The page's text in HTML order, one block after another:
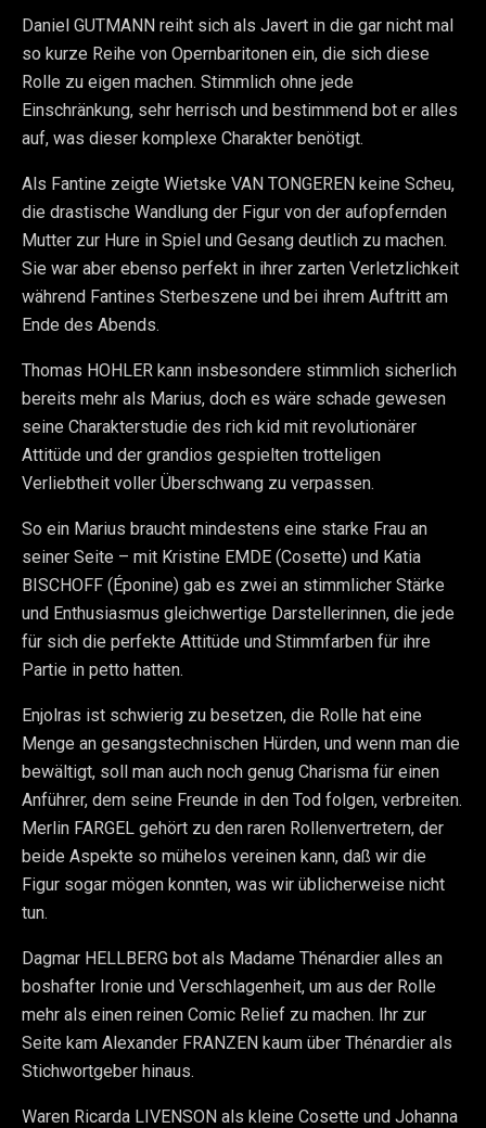
Daniel GUTMANN reiht sich als Javert in die gar nicht mal
so kurze Reihe von Opernbaritonen ein, die sich diese
Rolle zu eigen machen. Stimmlich ohne jede
Einschränkung, sehr herrisch und bestimmend bot er alles
auf, was dieser komplexe Charakter benötigt.
Als Fantine zeigte Wietske VAN TONGEREN keine Scheu,
die drastische Wandlung der Figur von der aufopfernden
Mutter zur Hure in Spiel und Gesang deutlich zu machen.
Sie war aber ebenso perfekt in ihrer zarten Verletzlichkeit
während Fantines Sterbeszene und bei ihrem Auftritt am
Ende des Abends.
Thomas HOHLER kann insbesondere stimmlich sicherlich
bereits mehr als Marius, doch es wäre schade gewesen
seine Charakterstudie des rich kid mit revolutionärer
Attitüde und der grandios gespielten trotteligen
Verliebtheit voller Überschwang zu verpassen.
So ein Marius braucht mindestens eine starke Frau an
seiner Seite – mit Kristine EMDE (Cosette) und Katia
BISCHOFF (Éponine) gab es zwei an stimmlicher Stärke
und Enthusiasmus gleichwertige Darstellerinnen, die jede
für sich die perfekte Attitüde und Stimmfarben für ihre
Partie in petto hatten.
Enjolras ist schwierig zu besetzen, die Rolle hat eine
Menge an gesangstechnischen Hürden, und wenn man die
bewältigt, soll man auch noch genug Charisma für einen
Anführer, dem seine Freunde in den Tod folgen, verbreiten.
Merlin FARGEL gehört zu den raren Rollenvertretern, der
beide Aspekte so mühelos vereinen kann, daß wir die
Figur sogar mögen konnten, was wir üblicherweise nicht
tun.
Dagmar HELLBERG bot als Madame Thénardier alles an
boshafter Ironie und Verschlagenheit, um aus der Rolle
mehr als einen reinen Comic Relief zu machen. Ihr zur
Seite kam Alexander FRANZEN kaum über Thénardier als
Stichwortgeber hinaus.
Waren Ricarda LIVENSON als kleine Cosette und Johanna